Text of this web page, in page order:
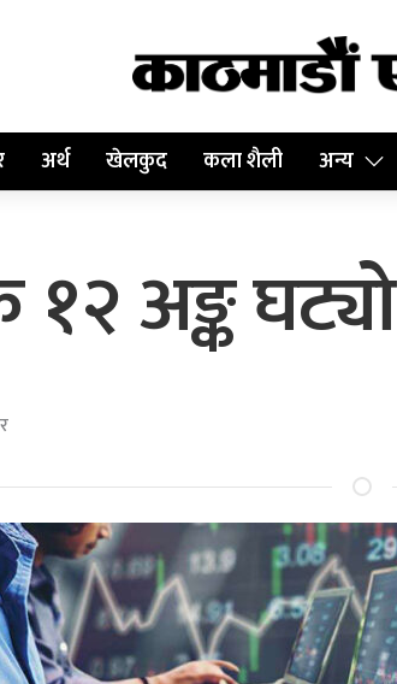
अर्थ खेलकुद कला शैली अन्य
अङ्क घट्यो